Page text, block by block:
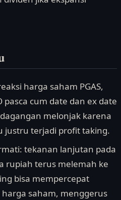
harga saham PGAS,
pasca cum date dan ex date
melonjak karena
justru terjadi profit taking.
tekanan lanjutan pada
rupiah terus melemah ke
bisa mempercepat
saham, menggerus